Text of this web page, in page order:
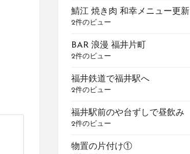
鯖江 焼き肉 和幸メニュー更新
2件のビュー
BAR 浪漫 福井片町
2件のビュー
福井鉄道で福井駅へ
2件のビュー
福井駅前のや台ずしで昼飲み
2件のビュー
物置の片付け①